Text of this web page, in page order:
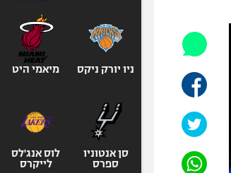
אופניים
ספורט מוטורי
כדורמים
בייסבול MLB
ספורט אתגרי
אומנויות לחימה
ניו יורק ניקס מיאמי היט
סן אנטוניו
ספרס
לוס אנג'לס
לייקרס